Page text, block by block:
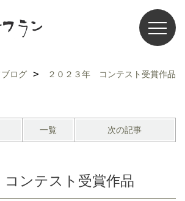
ログ ２０２３年 コンテスト受賞作品
一覧 次の記事
ンテスト受賞作品